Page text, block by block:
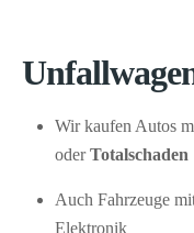
Wir kaufen Autos
oderTotalschaden
Auch Fahrzeuge
Elektronik